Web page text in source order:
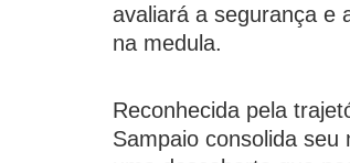
avaliará a segurança e
na medula.
Reconhecida pela
Sampaio consolida